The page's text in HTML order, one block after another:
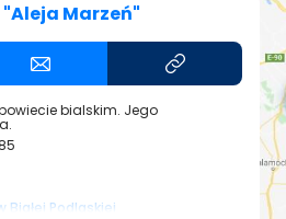
Marzeń"
bialskim. Jego
Białej Podlaskiej